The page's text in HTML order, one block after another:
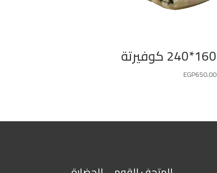
160*240 كوفيرتة
EGP650.00